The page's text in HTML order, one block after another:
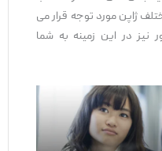
ژاپن مورد توجه قرار می‌
در این زمینه به شما